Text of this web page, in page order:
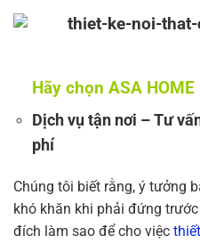
Hãy chọn ASA HOME
Dịch vụ tận nơi – Tư
phí
Chúng tôi biết rằng, ý tưởng
khó khăn khi phải đứng
đích làm sao để cho việc